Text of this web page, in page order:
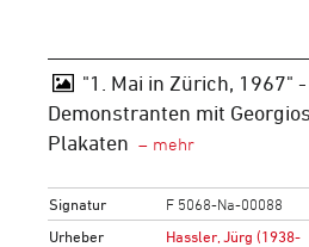
"1. Mai in Zürich, 1967"
Demonstranten mit
Plakaten
Signatur
F 5068-Na-00088
Urheber
Hassler, Jürg (1938-